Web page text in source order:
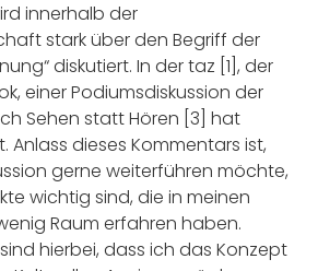
innerhalb der
stark über den Begriff der
diskutiert. In der taz [1], der
einer Podiumsdiskussion der
Sehen statt Hören [3] hat
dieses Kommentars ist,
gerne weiterführen möchte,
wichtig sind, die in meinen
Raum erfahren haben.
hierbei, dass ich das Konzept